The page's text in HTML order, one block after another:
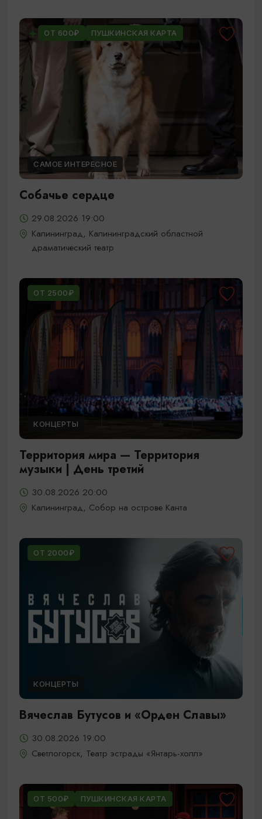
ОТ 600₽ ПУШКИНСКАЯ КАРТА
САМОЕ ИНТЕРЕСНОЕ
Собачье сердце
29.08.2026 19:00
Калининград, Калининградский областной
драматический театр
ОТ 2500₽
КОНЦЕРТЫ
Территория мира — Территория
музыки | День третий
30.08.2026 20:00
Калининград, Собор на острове Канта
ОТ 2000₽
КОНЦЕРТЫ
Вячеслав Бутусов и «Орден Славы»
30.08.2026 19:00
Светлогорск, Театр эстрады «Янтарь-холл»
ОТ 500₽ ПУШКИНСКАЯ КАРТА